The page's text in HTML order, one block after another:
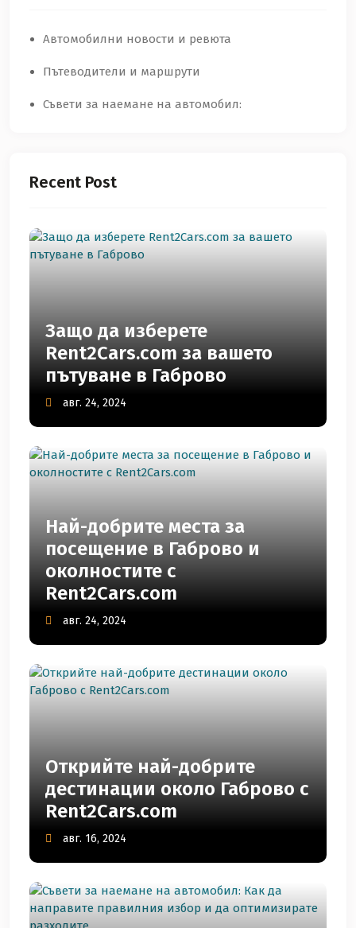
Автомобилни новости и ревюта
Пътеводители и маршрути
Съвети за наемане на автомобил:
Recent Post
Защо да изберете
Rent2Cars.com за вашето
пътуване в Габрово
авг. 24, 2024
Най-добрите места за
посещение в Габрово и
околностите с
Rent2Cars.com
авг. 24, 2024
Открийте най-добрите
дестинации около Габрово с
Rent2Cars.com
авг. 16, 2024